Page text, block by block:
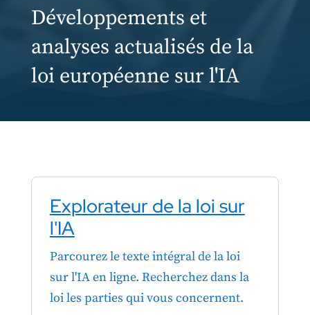
Développements et
analyses actualisés de la
loi européenne sur l'IA
Explorateur de la loi sur
l'IA
Parcourez le texte intégral de la loi
sur l'IA en ligne. Recherchez dans la
loi les parties qui vous concernent.